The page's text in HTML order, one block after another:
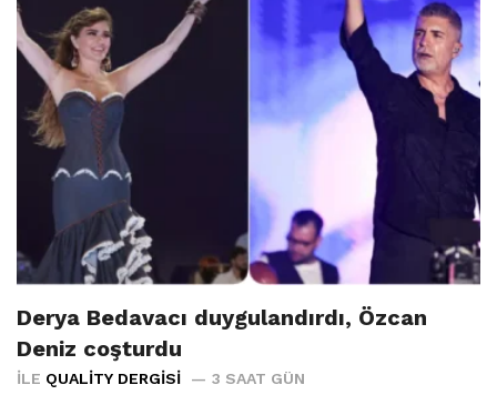
Derya Bedavacı duygulandırdı, Özcan
Deniz coşturdu
İLE QUALITY DERGISI 3 SAAT GÜN